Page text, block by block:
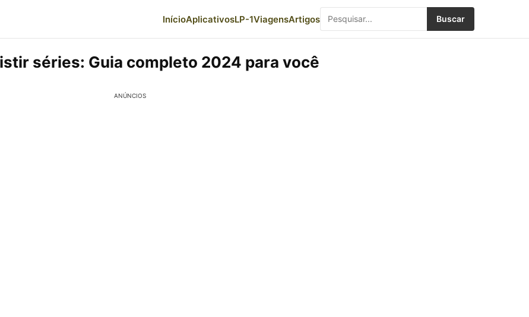
InícioAplicativosLP-1ViagensArtigos Buscar
séries: Guia completo 2024 para você
ANÚNCIOS